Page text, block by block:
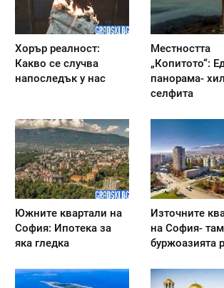
Хорър реалност:
Какво се случва
напоследък у нас
Местността
„Копитото“:
панорама-
селфита
Южните квартали на
София: Ипотека за
яка гледка
Източните
на София-
буржоазията